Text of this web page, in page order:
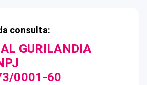
consulta:
GURILANDIA
0001-60